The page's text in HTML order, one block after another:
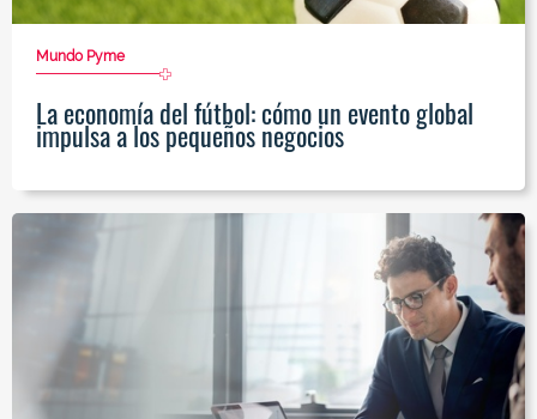
Mundo Pyme
La economía del fútbol: cómo un evento global
impulsa a los pequeños negocios